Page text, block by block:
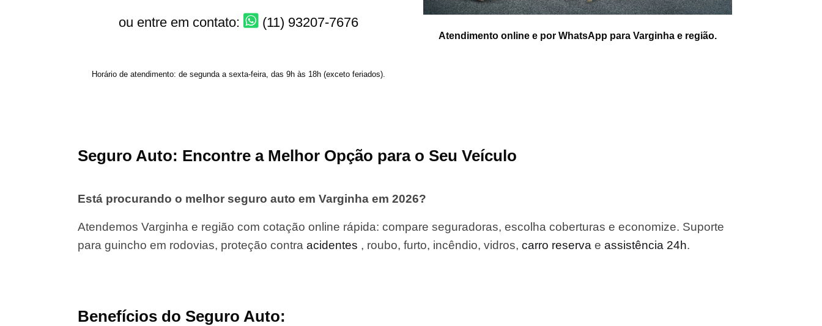
ou entre em contato: (11) 93207-7676
Horário de atendimento: de segunda a sexta-feira, das 9h às 18h (exceto feriados).
Atendimento online e por WhatsApp para Varginha e região.
Seguro Auto: Encontre a Melhor Opção para o Seu Veículo
Está procurando o melhor seguro auto em Varginha em 2026?
Atendemos Varginha e região com cotação online rápida: compare seguradoras, escolha coberturas e economize. Suporte
para guincho em rodovias, proteção contra acidentes , roubo, furto, incêndio, vidros, carro reserva e assistência 24h.
Benefícios do Seguro Auto: